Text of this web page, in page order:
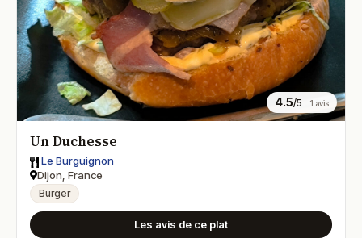
4.5/5 1 avis
Un Duchesse
Le Burguignon
Dijon, France
Burger
Les avis de ce plat